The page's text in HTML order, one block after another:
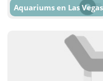
Aquariums en Las Vegas